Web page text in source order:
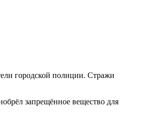
городской полиции. Стражи
запрещённое вещество для